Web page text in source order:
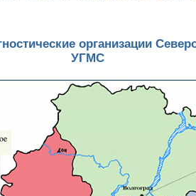
организации
УГМС